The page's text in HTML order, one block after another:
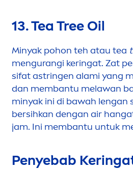
13. Tea Tree Oil
Minyak pohon teh atau tea
mengurangi keringat. Zat
sifat astringen alami yang
dan membantu melawan
minyak ini di bawah lengan
bersihkan dengan air
jam. Ini membantu untuk
Penyebab